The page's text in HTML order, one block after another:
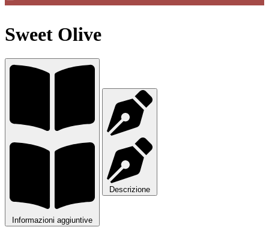
Sweet Olive
Informazioni aggiuntive
Descrizione